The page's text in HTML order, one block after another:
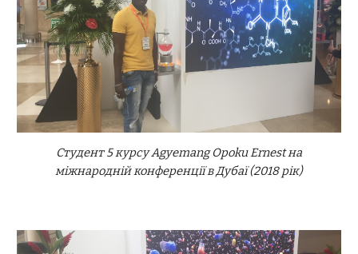
Студент 5 курсу Agyemang Opoku Ernest на
міжнародній конференції в Дубаї (2018 рік)